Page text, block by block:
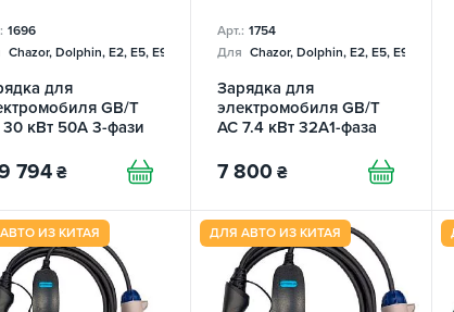
1696
Chazor, Dolphin, E2, E5, E9, Mercedes
для
GB/T
30 кВт 50А 3-фази
794 ₴
Арт.: 1754
Для Chazor, Dolphin, E2, E5, E9,
Зарядка для
электромобиля GB/T
AC 7.4 кВт 32A1-фаза
7 800 ₴
ИЗ КИТАЯ ДЛЯ АВТО ИЗ КИТАЯ